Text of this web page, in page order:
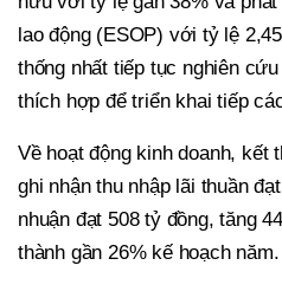
lao động (ESOP) với tỷ lệ
thống nhất tiếp tục nghiên
thích hợp để triển khai tiếp
Về hoạt động kinh doanh, kết
ghi nhận thu nhập lãi thuần
nhuận đạt 508 tỷ đồng, tăng
thành gần 26% kế hoạch năm.